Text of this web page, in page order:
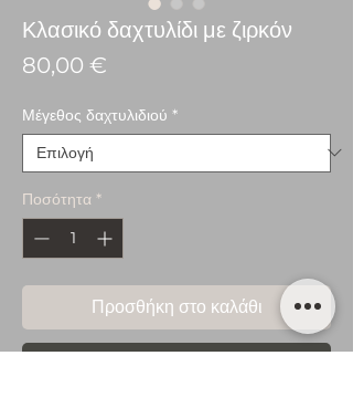
Κλασικό δαχτυλίδι με ζιρκόν
80,00 €
Μέγεθος δαχτυλιδιού *
Ποσότητα *
Προσθήκη στο καλάθι